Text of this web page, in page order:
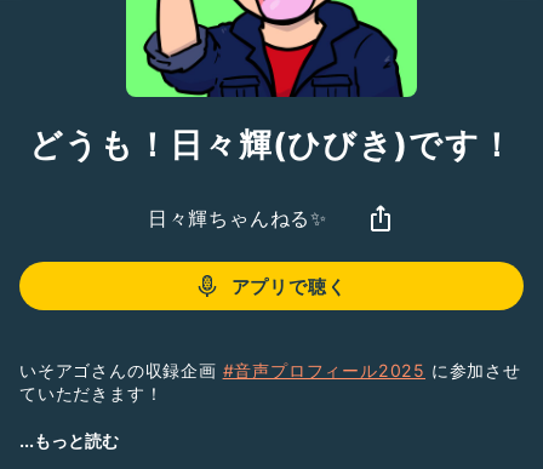
どうも！日々輝(ひびき)です！
日々輝ちゃんねる✨
アプリで聴く
いそアゴさんの収録企画 #音声プロフィール2025 に参加させ
ていただきます！
#収録の日2501
...もっと読む